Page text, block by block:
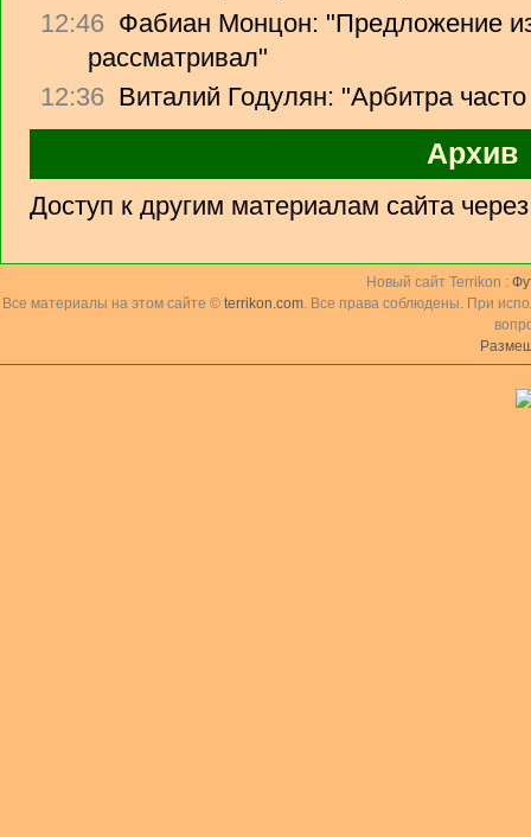
12:46 Фабиан Монцон: "Предложение
рассматривал"
12:36 Виталий Годулян: "Арбитра
Архив
Доступ к другим материалам сайта
Новый сайт Terrikon :
Все материалы на этом сайте © terrikon.com. Все права соблюдены. При